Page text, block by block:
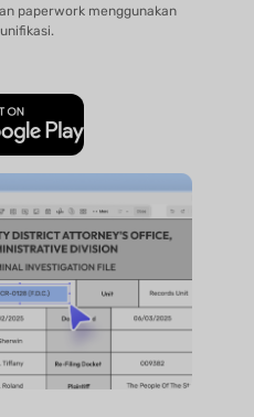
paperwork menggunakan
Gratis